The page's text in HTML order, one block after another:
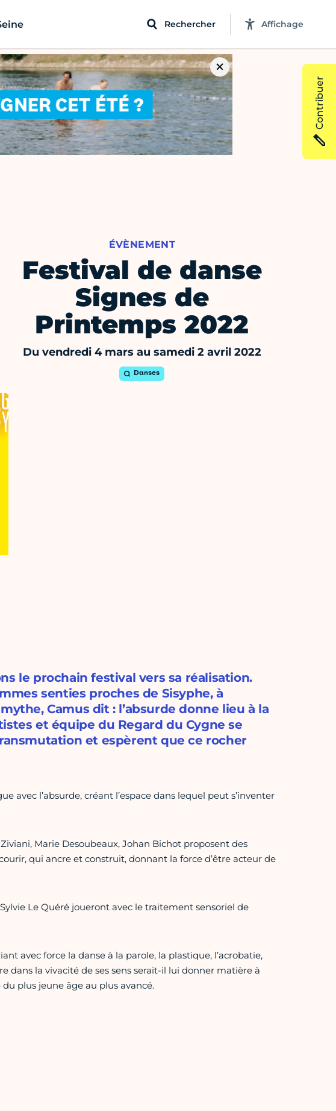
Rechercher Affichage
ÉVÈNEMENT
Festival de danse
Signes de
Printemps 2022
Du vendredi 4 mars au samedi 2 avril 2022
Danses
le prochain festival vers sa réalisation.
senties proches de Sisyphe, à
Camus dit : l’absurde donne lieu à la
et équipe du Regard du Cygne se
et espèrent que ce rocher
avec l’absurde, créant l’espace dans lequel peut s’inventer
Marie Desoubeaux, Johan Bichot proposent des
qui ancre et construit, donnant la force d’être acteur de
Le Quéré joueront avec le traitement sensoriel de
avec force la danse à la parole, la plastique, l’acrobatie,
dans la vivacité de ses sens serait-il lui donner matière à
plus jeune âge au plus avancé.
Contribuer